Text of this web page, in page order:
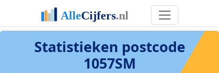
Statistieken postcode
1057SM